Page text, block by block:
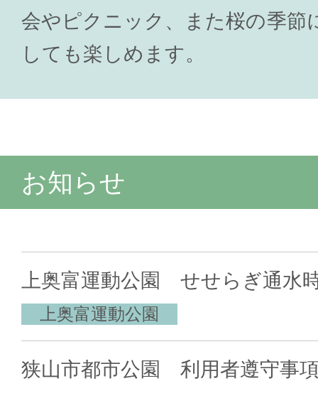
会やピクニック、また桜の季節
しても楽しめます。
お知らせ
上奥富運動公園 せせらぎ通水
上奥富運動公園
狭山市都市公園 利用者遵守事